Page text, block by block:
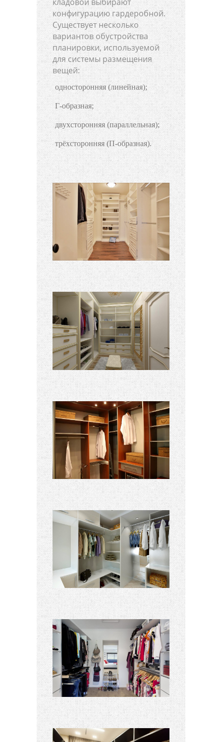
конфигурацию гардеробной.
Существует несколько
вариантов обустройства
планировки, используемой
для системы размещения
вещей:
односторонняя (линейная);
Г-образная;
двухсторонняя (параллельная);
трёхсторонняя (П-образная).